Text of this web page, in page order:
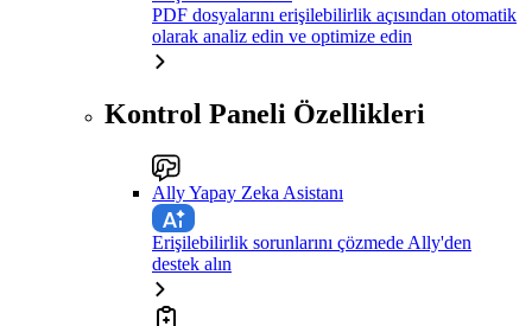
PDF dosyalarını erişilebilirlik açısından otomatik
olarak analiz edin ve optimize edin
Kontrol Paneli Özellikleri
Ally Yapay Zeka Asistanı
Erişilebilirlik sorunlarını çözmede Ally'den
destek alın